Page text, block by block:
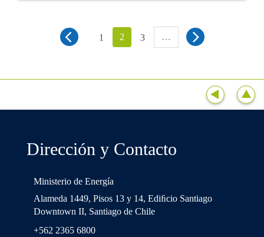
1 2 3 …
Dirección y Contacto
Ministerio de Energía
Alameda 1449, Pisos 13 y 14, Ediﬁcio Santiago
Downtown II, Santiago de Chile
+562 2365 6800